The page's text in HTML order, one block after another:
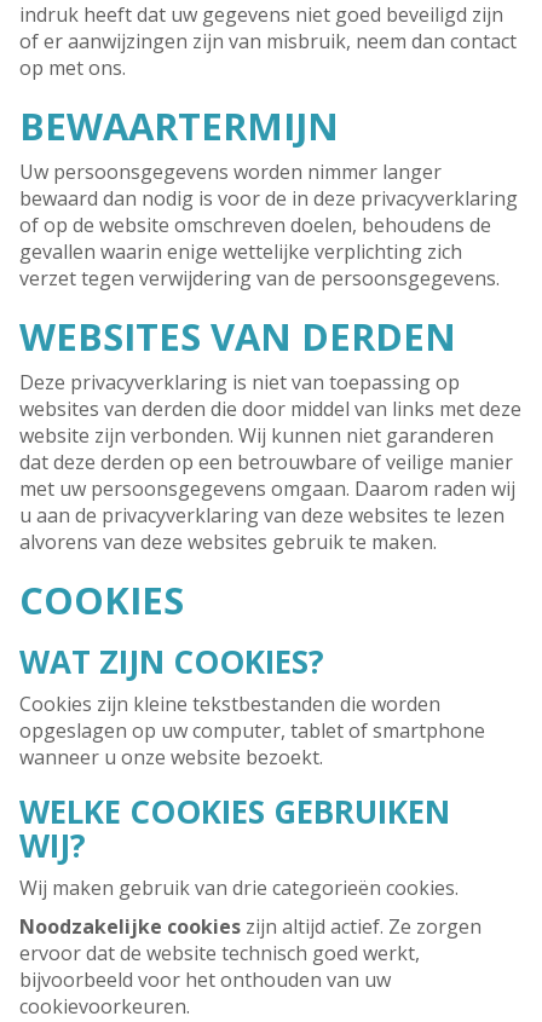
indruk heeft dat uw gegevens niet goed beveiligd zijn
of er aanwijzingen zijn van misbruik, neem dan contact
op met ons.
BEWAARTERMIJN
Uw persoonsgegevens worden nimmer langer
bewaard dan nodig is voor de in deze privacyverklaring
of op de website omschreven doelen, behoudens de
gevallen waarin enige wettelijke verplichting zich
verzet tegen verwijdering van de persoonsgegevens.
WEBSITES VAN DERDEN
Deze privacyverklaring is niet van toepassing op
websites van derden die door middel van links met deze
website zijn verbonden. Wij kunnen niet garanderen
dat deze derden op een betrouwbare of veilige manier
met uw persoonsgegevens omgaan. Daarom raden wij
u aan de privacyverklaring van deze websites te lezen
alvorens van deze websites gebruik te maken.
COOKIES
WAT ZIJN COOKIES?
Cookies zijn kleine tekstbestanden die worden
opgeslagen op uw computer, tablet of smartphone
wanneer u onze website bezoekt.
WELKE COOKIES GEBRUIKEN
WIJ?
Wij maken gebruik van drie categorieën cookies.
Noodzakelijke cookies zijn altijd actief. Ze zorgen
ervoor dat de website technisch goed werkt,
bijvoorbeeld voor het onthouden van uw
cookievoorkeuren.